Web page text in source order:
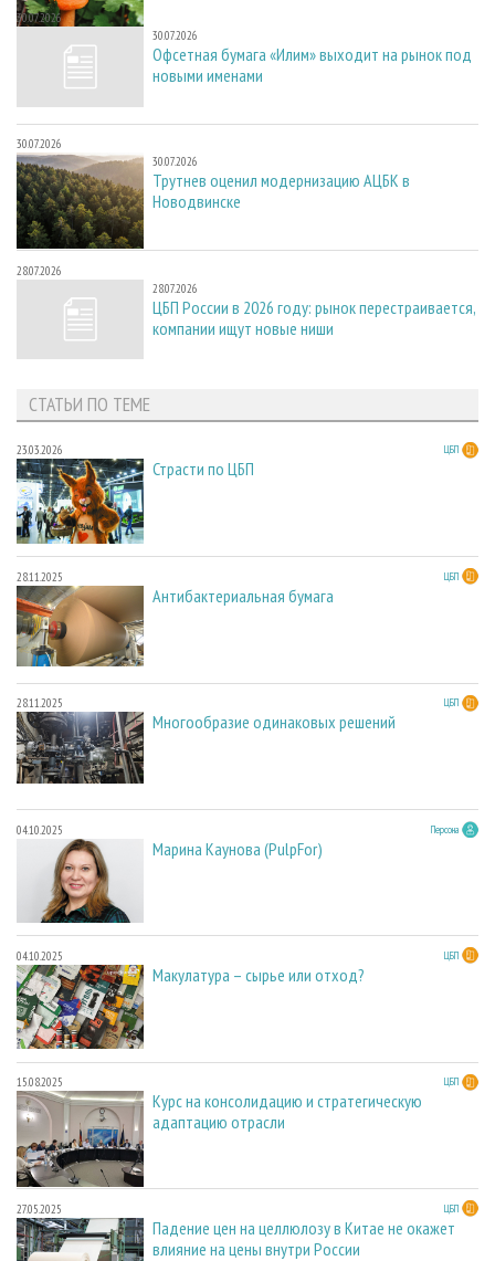
30.07.2026
30.07.2026
Офсетная бумага «Илим» выходит на рынок под
новыми именами
30.07.2026
30.07.2026
Трутнев оценил модернизацию АЦБК в
Новодвинске
28.07.2026
28.07.2026
ЦБП России в 2026 году: рынок перестраивается,
компании ищут новые ниши
СТАТЬИ ПО ТЕМЕ
23.03.2026 ЦБП
Страсти по ЦБП
28.11.2025 ЦБП
Антибактериальная бумага
28.11.2025 ЦБП
Многообразие одинаковых решений
04.10.2025 Персона
Марина Каунова (PulpFor)
04.10.2025 ЦБП
Макулатура – сырье или отход?
15.08.2025 ЦБП
Курс на консолидацию и стратегическую
адаптацию отрасли
27.05.2025 ЦБП
Падение цен на целлюлозу в Китае не окажет
влияние на цены внутри России